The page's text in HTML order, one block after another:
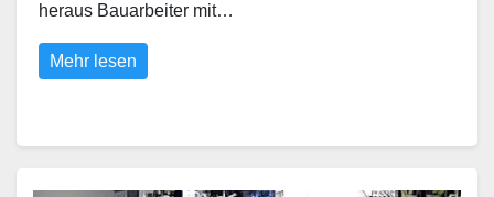
heraus Bauarbeiter mit…
Mehr lesen